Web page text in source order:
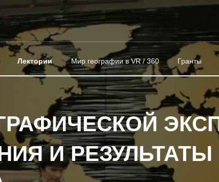
Лектории Мир географии в VR / 360 Гранты
И